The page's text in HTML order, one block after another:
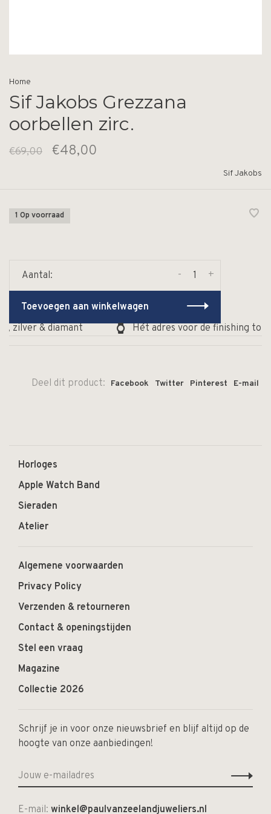
Home
Sif Jakobs Grezzana
oorbellen zirc.
€69,00 €48,00
Sif Jakobs
1 Op voorraad
Aantal: +
-
Toevoegen aan winkelwagen
zilver & diamant
Hét adres voor de finishing
Deel dit product: Facebook Twitter Pinterest E-mail
Horloges
Apple Watch Band
Sieraden
Atelier
Algemene voorwaarden
Privacy Policy
Verzenden & retourneren
Contact & openingstijden
Stel een vraag
Magazine
Collectie 2026
Schrijf je in voor onze nieuwsbrief en blijf altijd op de
hoogte van onze aanbiedingen!
E-mail: winkel@paulvanzeelandjuweliers.nl